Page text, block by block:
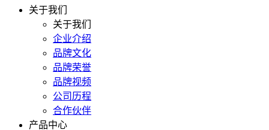
关于我们
关于我们
企业介绍
品牌文化
品牌荣誉
品牌视频
公司历程
合作伙伴
产品中心